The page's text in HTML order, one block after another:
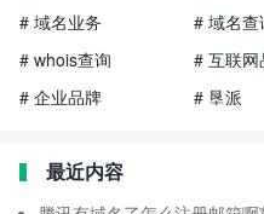
# 域名业务
# 域名查
# whois查询
# 互联网
# 企业品牌
# 垦派
最近内容